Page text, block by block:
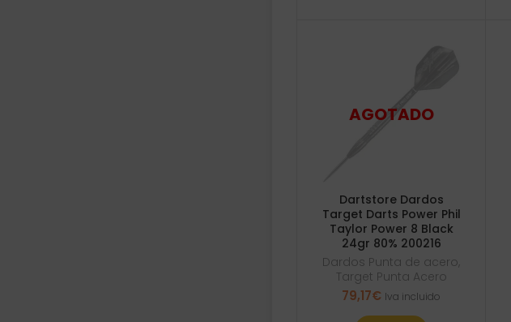
Dartstore Dardos
Target Darts Power Phil
Taylor Power 8 Black
24gr 80% 200216
Dardos Punta de acero,
Target Punta Acero
79,17€ Iva incluido